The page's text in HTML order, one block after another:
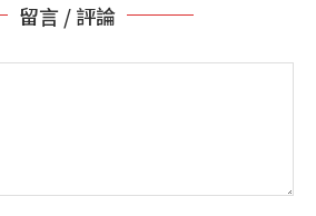
留言 / 評論